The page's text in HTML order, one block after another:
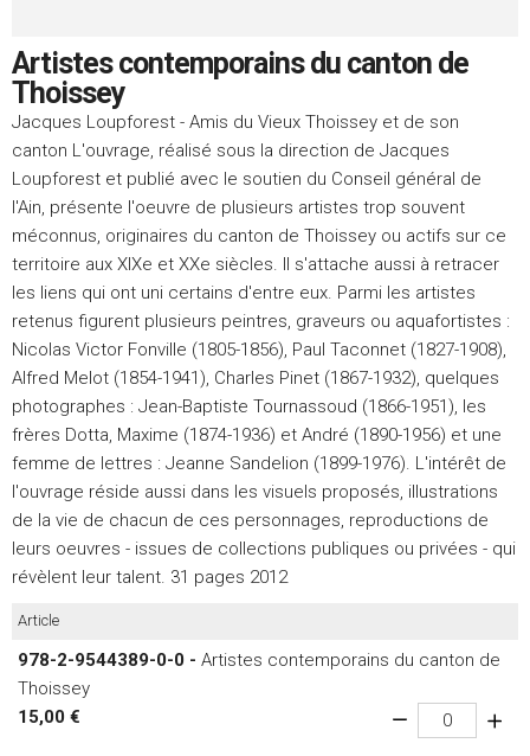
Artistes contemporains du canton de
Thoissey
Jacques Loupforest - Amis du Vieux Thoissey et de son
canton L'ouvrage, réalisé sous la direction de Jacques
Loupforest et publié avec le soutien du Conseil général de
l'Ain, présente l'oeuvre de plusieurs artistes trop souvent
méconnus, originaires du canton de Thoissey ou actifs sur ce
territoire aux XIXe et XXe siècles. Il s'attache aussi à retracer
les liens qui ont uni certains d'entre eux. Parmi les artistes
retenus figurent plusieurs peintres, graveurs ou aquafortistes :
Nicolas Victor Fonville (1805-1856), Paul Taconnet (1827-1908),
Alfred Melot (1854-1941), Charles Pinet (1867-1932), quelques
photographes : Jean-Baptiste Tournassoud (1866-1951), les
frères Dotta, Maxime (1874-1936) et André (1890-1956) et une
femme de lettres : Jeanne Sandelion (1899-1976). L'intérêt de
l'ouvrage réside aussi dans les visuels proposés, illustrations
de la vie de chacun de ces personnages, reproductions de
leurs oeuvres - issues de collections publiques ou privées - qui
révèlent leur talent. 31 pages 2012
Article
978-2-9544389-0-0 - Artistes contemporains du canton de
Thoissey
15,00 €